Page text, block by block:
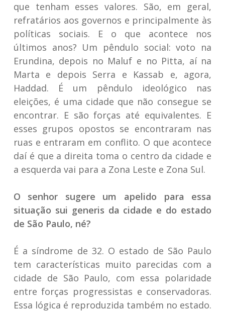
que tenham esses valores. São, em geral,
refratários aos governos e principalmente às
políticas sociais. E o que acontece nos
últimos anos? Um pêndulo social: voto na
Erundina, depois no Maluf e no Pitta, aí na
Marta e depois Serra e Kassab e, agora,
Haddad. É um pêndulo ideológico nas
eleições, é uma cidade que não consegue se
encontrar. E são forças até equivalentes. E
esses grupos opostos se encontraram nas
ruas e entraram em conflito. O que acontece
daí é que a direita toma o centro da cidade e
a esquerda vai para a Zona Leste e Zona Sul.
O senhor sugere um apelido para essa
situação sui generis da cidade e do estado
de São Paulo, né?
É a síndrome de 32. O estado de São Paulo
tem características muito parecidas com a
cidade de São Paulo, com essa polaridade
entre forças progressistas e conservadoras.
Essa lógica é reproduzida também no estado.